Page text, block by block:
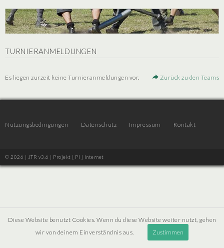
TURNIERANMELDUNGEN
Es liegen zurzeit keine Turnieranmeldungen vor. Zurück zu den Teams
Nutzungsbedingungen Datenschutz Impressum Kontakt
© 2026 | JTR v3.6 | Projekt [ PI ] Internet
Diese Website benutzt Cookies. Wenn du diese Website weiter nutzt, gehen
wir von deinem Einverständnis aus.
Zustimmen